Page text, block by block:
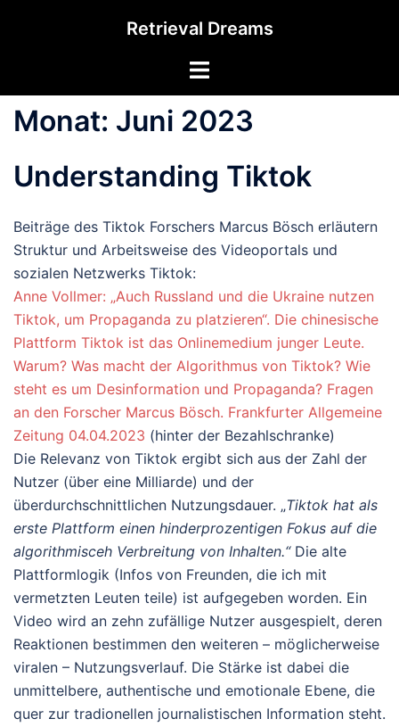
Retrieval Dreams
Menü
Monat: Juni 2023
Understanding Tiktok
Beiträge des Tiktok Forschers Marcus Bösch erläutern
Struktur und Arbeitsweise des Videoportals und
sozialen Netzwerks Tiktok:
Anne Vollmer: „Auch Russland und die Ukraine nutzen
Tiktok, um Propaganda zu platzieren“. Die chinesische
Plattform Tiktok ist das Onlinemedium junger Leute.
Warum? Was macht der Algorithmus von Tiktok? Wie
steht es um Desinformation und Propaganda? Fragen
an den Forscher Marcus Bösch. Frankfurter Allgemeine
Zeitung 04.04.2023 (hinter der Bezahlschranke)
Die Relevanz von Tiktok ergibt sich aus der Zahl der
Nutzer (über eine Milliarde) und der
überdurchschnittlichen Nutzungsdauer. „Tiktok hat als
erste Plattform einen hinderprozentigen Fokus auf die
algorithmisceh Verbreitung von Inhalten.“Die alte
Plattformlogik (Infos von Freunden, die ich mit
vermetzten Leuten teile) ist aufgegeben worden. Ein
Video wird an zehn zufällige Nutzer ausgespielt, deren
Reaktionen bestimmen den weiteren – möglicherweise
viralen – Nutzungsverlauf. Die Stärke ist dabei die
unmittelbere, authentische und emotionale Ebene, die
quer zur tradionellen journalistischen Information steht.